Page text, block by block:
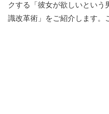
クする「彼女が欲しいとい
識改革術」をご紹介します。